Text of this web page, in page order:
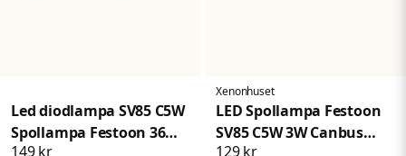
Led diodlampa SV85 C5W
Spollampa Festoon 36
149 kr
Xenonhuset
LED Spollampa Festoon
SV85 C5W 3W Canbus
129 kr